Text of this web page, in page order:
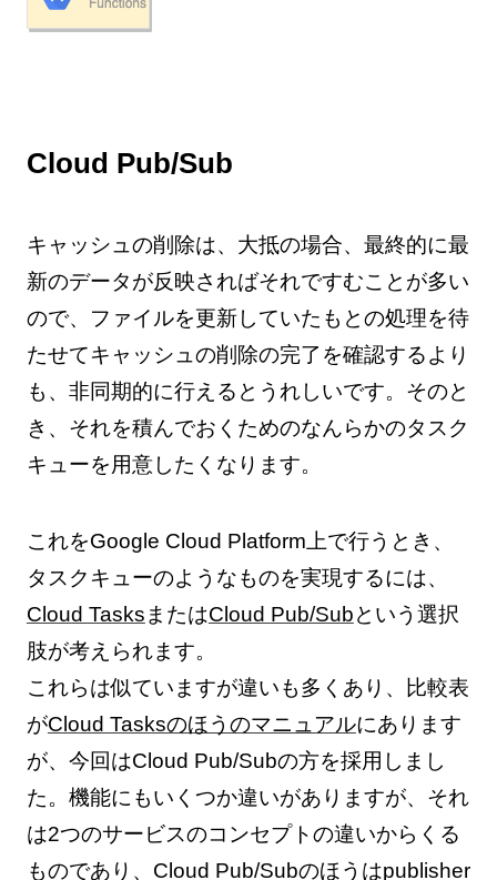
Cloud Pub/Sub
キャッシュの削除は、大抵の場合、最終的に最
新のデータが反映さればそれですむことが多い
ので、ファイルを更新していたもとの処理を待
たせてキャッシュの削除の完了を確認するより
も、非同期的に行えるとうれしいです。そのと
き、それを積んでおくためのなんらかのタスク
キューを用意したくなります。
これをGoogle Cloud Platform上で行うとき、
タスクキューのようなものを実現するには、
Cloud TasksまたはCloud Pub/Subという選択
肢が考えられます。
これらは似ていますが違いも多くあり、比較表
がCloud Tasksのほうのマニュアルにあります
が、今回はCloud Pub/Subの方を採用しまし
た。機能にもいくつか違いがありますが、それ
は2つのサービスのコンセプトの違いからくる
ものであり、Cloud Pub/Subのほうはpublisher